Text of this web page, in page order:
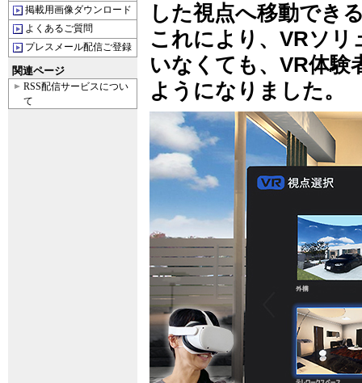
した視点へ移動でき
これにより、VRソ
いなくても、VR体験
ようになりました。
掲載用画像ダウンロード
よくあるご質問
プレスメール配信ご登録
関連ページ
RSS配信サービスについ
て